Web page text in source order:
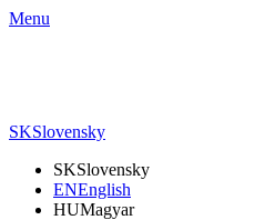
Menu
SKSlovensky
SKSlovensky
ENEnglish
HUMagyar